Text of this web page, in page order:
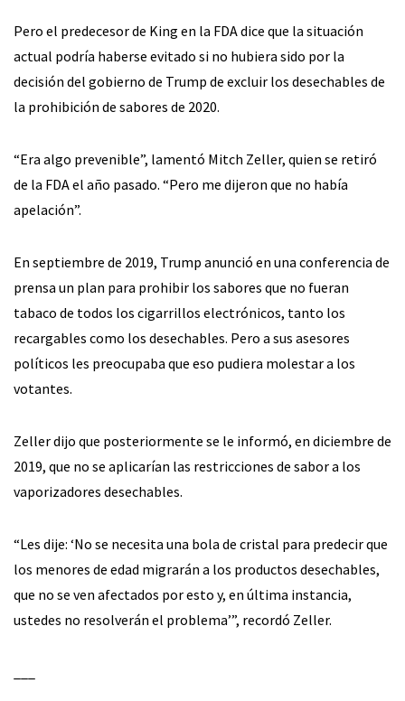
Pero el predecesor de King en la FDA dice que la situación
actual podría haberse evitado si no hubiera sido por la
decisión del gobierno de Trump de excluir los desechables de
la prohibición de sabores de 2020.
“Era algo prevenible”, lamentó Mitch Zeller, quien se retiró
de la FDA el año pasado. “Pero me dijeron que no había
apelación”.
En septiembre de 2019, Trump anunció en una conferencia de
prensa un plan para prohibir los sabores que no fueran
tabaco de todos los cigarrillos electrónicos, tanto los
recargables como los desechables. Pero a sus asesores
políticos les preocupaba que eso pudiera molestar a los
votantes.
Zeller dijo que posteriormente se le informó, en diciembre de
2019, que no se aplicarían las restricciones de sabor a los
vaporizadores desechables.
“Les dije: ‘No se necesita una bola de cristal para predecir que
los menores de edad migrarán a los productos desechables,
que no se ven afectados por esto y, en última instancia,
ustedes no resolverán el problema’”, recordó Zeller.